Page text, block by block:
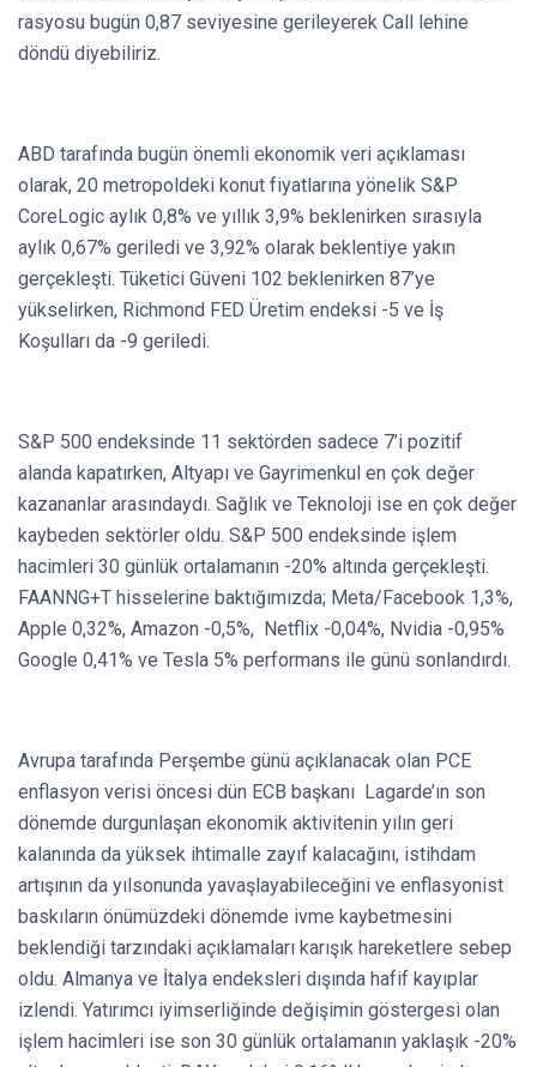
rasyosu bugün 0,87 seviyesine gerileyerek Call lehine
döndü diyebiliriz.
ABD tarafında bugün önemli ekonomik veri açıklaması
olarak, 20 metropoldeki konut fiyatlarına yönelik S&P
CoreLogic aylık 0,8% ve yıllık 3,9% beklenirken sırasıyla
aylık 0,67% geriledi ve 3,92% olarak beklentiye yakın
gerçekleşti. Tüketici Güveni 102 beklenirken 87’ye
yükselirken, Richmond FED Üretim endeksi -5 ve İş
Koşulları da -9 geriledi.
S&P 500 endeksinde 11 sektörden sadece 7’i pozitif
alanda kapatırken, Altyapı ve Gayrimenkul en çok değer
kazananlar arasındaydı. Sağlık ve Teknoloji ise en çok değer
kaybeden sektörler oldu. S&P 500 endeksinde işlem
hacimleri 30 günlük ortalamanın -20% altında gerçekleşti.
FAANNG+T hisselerine baktığımızda; Meta/Facebook 1,3%,
Apple 0,32%, Amazon -0,5%, Netflix -0,04%, Nvidia -0,95%
Google 0,41% ve Tesla 5% performans ile günü sonlandırdı.
Avrupa tarafında Perşembe günü açıklanacak olan PCE
enflasyon verisi öncesi dün ECB başkanı Lagarde’ın son
dönemde durgunlaşan ekonomik aktivitenin yılın geri
kalanında da yüksek ihtimalle zayıf kalacağını, istihdam
artışının da yılsonunda yavaşlayabileceğini ve enflasyonist
baskıların önümüzdeki dönemde ivme kaybetmesini
beklendiği tarzındaki açıklamaları karışık hareketlere sebep
oldu. Almanya ve İtalya endeksleri dışında hafif kayıplar
izlendi. Yatırımcı iyimserliğinde değişimin göstergesi olan
işlem hacimleri ise son 30 günlük ortalamanın yaklaşık -20%